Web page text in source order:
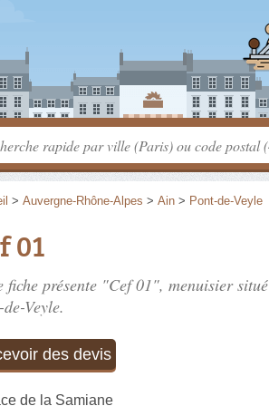
> Auvergne-Rhône-Alpes > Ain > Pont-de-Veyle
01
fiche présente "Cef 01", menuisier situé
Veyle.
des devis
de la Samiane